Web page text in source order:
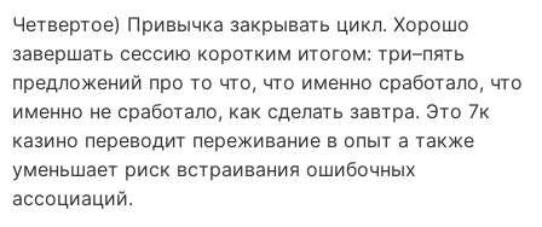
Четвертое) Привычка закрывать цикл. Хорошо
завершать сессию коротким итогом: три–пять
предложений про то что, что именно сработало, что
именно не сработало, как сделать завтра. Это 7к
казино переводит переживание в опыт а также
уменьшает риск встраивания ошибочных
ассоциаций.